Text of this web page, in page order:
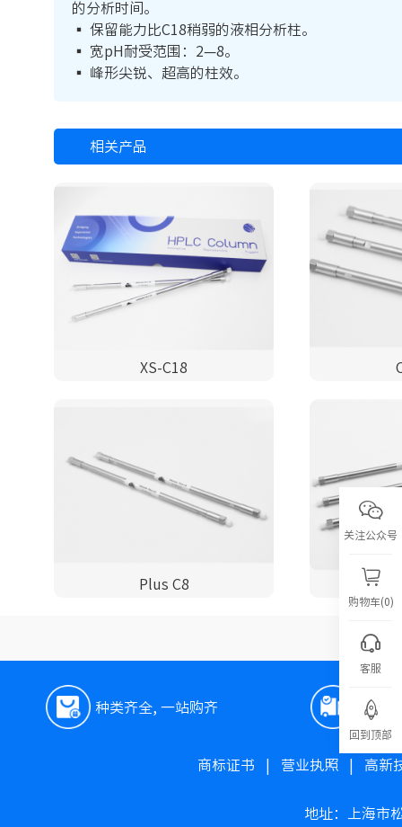
的分析时间。
▪ 保留能力比C18稍弱的液相分析柱。
▪ 宽pH耐受范围：2—8。
▪ 峰形尖锐、超高的柱效。
相关产品
XS-C18
Plus C8
种类齐全, 一站购齐 极速
商标证书 营业执照| 高新
地址：上海市
关注公众号
购物车(0)
客服
回到顶部